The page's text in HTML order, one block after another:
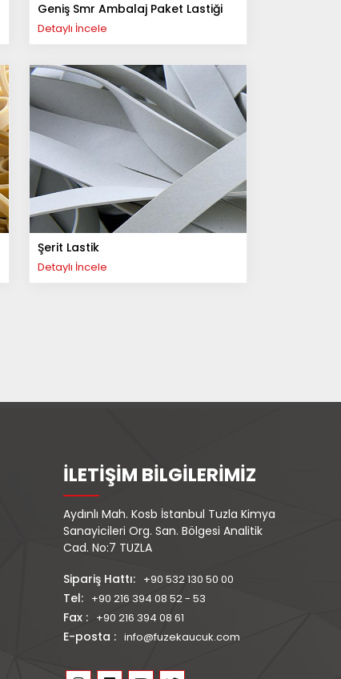
Geniş Smr Ambalaj Paket Lastiği
Detaylı İncele
Şerit Lastik
Detaylı İncele
İLETİŞİM BİLGİLERİMİZ
Aydınlı Mah. Kosb İstanbul Tuzla Kimya
Sanayicileri Org. San. Bölgesi Analitik
Cad. No:7 TUZLA
Sipariş Hattı: +90 532 130 50 00
Tel: +90 216 394 08 52 - 53
Fax : +90 216 394 08 61
E-posta : info@fuzekaucuk.com